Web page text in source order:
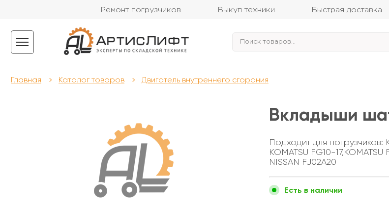
Ремонт погрузчиков Выкуп техники Быстрая доставка
Главная Каталог товаров Двигатель внутреннего сгорания
Вкладыши
Подходит для погрузчиков:
KOMATSU FG10-
NISSAN FJ02A20
Есть в наличии